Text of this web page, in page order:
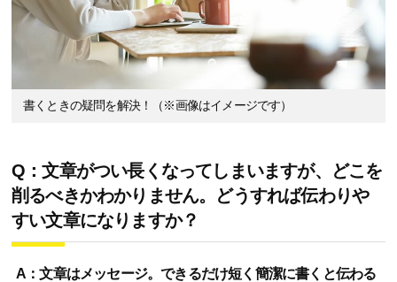
書くときの疑問を解決！（※画像はイメージです）
Q：文章がつい長くなってしまいますが、どこを
削るべきかわかりません。どうすれば伝わりや
すい文章になりますか？
A：文章はメッセージ。できるだけ短く簡潔に書くと伝わる